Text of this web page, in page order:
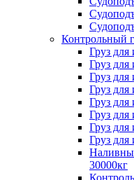
Контрольный
Груз для
Груз для
Груз для
Груз для
Груз для
Груз для
Груз для
Груз для
30000кг